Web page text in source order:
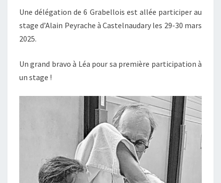
Une délégation de 6 Grabellois est allée participer au
stage d’Alain Peyrache à Castelnaudary les 29-30 mars
2025.
Un grand bravo à Léa pour sa première participation à
un stage !